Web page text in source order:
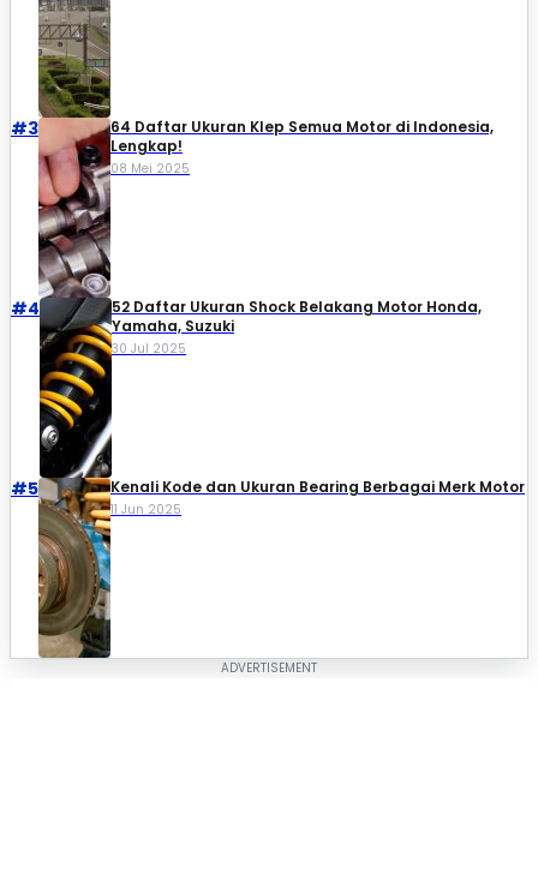
#3
64 Daftar Ukuran Klep Semua Motor di Indonesia,
Lengkap!
08 Mei 2025
#4
52 Daftar Ukuran Shock Belakang Motor Honda,
Yamaha, Suzuki​
30 Jul 2025
#5 Kenali Kode dan Ukuran Bearing Berbagai Merk Motor
11 Jun 2025